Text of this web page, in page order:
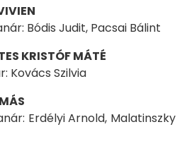
Bódis Judit, Pacsai Bálint
KRISTÓF MÁTÉ
Kovács Szilvia
Erdélyi Arnold, Malatinszky